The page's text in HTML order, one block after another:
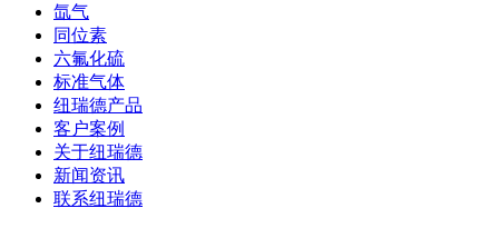
氙气
同位素
六氟化硫
标准气体
纽瑞德产品
客户案例
关于纽瑞德
新闻资讯
联系纽瑞德